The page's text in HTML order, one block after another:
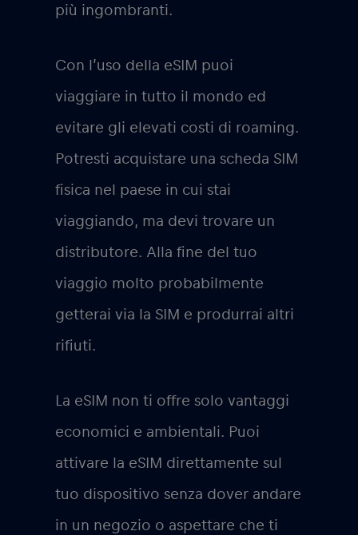
più ingombranti.
Con l’uso della eSIM puoi
viaggiare in tutto il mondo ed
evitare gli elevati costi di roaming.
Potresti acquistare una scheda SIM
fisica nel paese in cui stai
viaggiando, ma devi trovare un
distributore. Alla fine del tuo
viaggio molto probabilmente
getterai via la SIM e produrrai altri
rifiuti.
La eSIM non ti offre solo vantaggi
economici e ambientali. Puoi
attivare la eSIM direttamente sul
tuo dispositivo senza dover andare
in un negozio o aspettare che ti